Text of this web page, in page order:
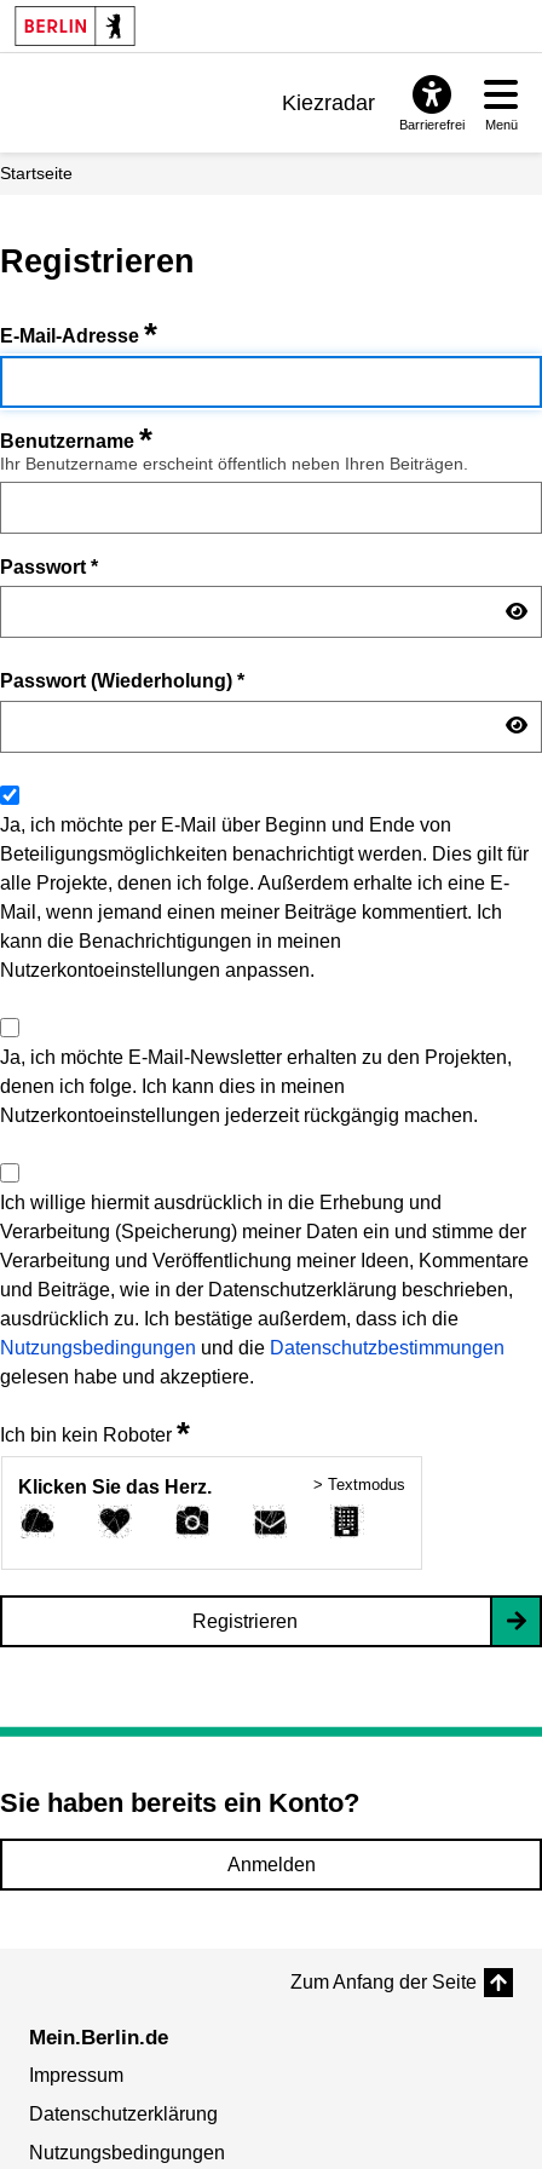
Kiezradar
Barrierefrei Menü
Startseite
Registrieren
E-Mail-Adresse *
Benutzername *
Ihr Benutzername erscheint öffentlich neben Ihren Beiträgen.
Passwort *
Passwort (Wiederholung) *
Ja, ich möchte per E-Mail über Beginn und Ende von
Beteiligungsmöglichkeiten benachrichtigt werden. Dies gilt für
alle Projekte, denen ich folge. Außerdem erhalte ich eine E-
Mail, wenn jemand einen meiner Beiträge kommentiert. Ich
kann die Benachrichtigungen in meinen
Nutzerkontoeinstellungen anpassen.
Ja, ich möchte E-Mail-Newsletter erhalten zu den Projekten,
denen ich folge. Ich kann dies in meinen
Nutzerkontoeinstellungen jederzeit rückgängig machen.
Ich willige hiermit ausdrücklich in die Erhebung und
Verarbeitung (Speicherung) meiner Daten ein und stimme der
Verarbeitung und Veröffentlichung meiner Ideen, Kommentare
und Beiträge, wie in der Datenschutzerklärung beschrieben,
ausdrücklich zu. Ich bestätige außerdem, dass ich die
Nutzungsbedingungen und die Datenschutzbestimmungen
gelesen habe und akzeptiere.
Ich bin kein Roboter *
Klicken Sie das Herz. > Textmodus
Registrieren
Sie haben bereits ein Konto?
Anmelden
Zum Anfang der Seite
Mein.Berlin.de
Impressum
Datenschutzerklärung
Nutzungsbedingungen